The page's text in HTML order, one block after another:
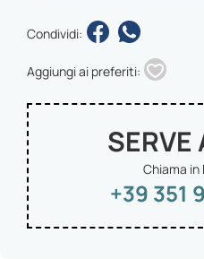
Condividi:
Aggiungi ai preferiti:
SERVE
Chiama in
+39 351